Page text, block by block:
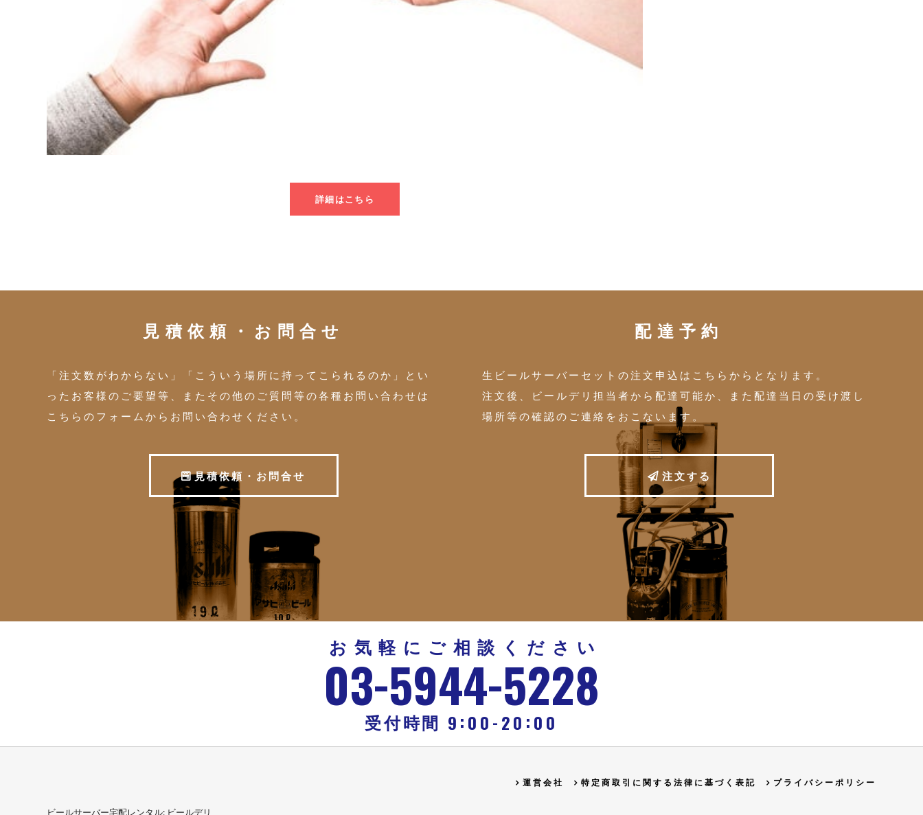
詳細はこちら
見積依頼・お問合せ
「注文数がわからない」「こういう場所に持ってこられるのか」とい
ったお客様のご要望等、またその他のご質問等の各種お問い合わせは
こちらのフォームからお問い合わせください。
見積依頼 ・ お 問合せ
配達予約
生ビールサーバーセットの注文申込はこちらからとなります。
注文後、ビールデリ担当者から配達可能か、また配達当日の受け渡し
場所等の確認のご連絡をおこないます。
注文す る
お気軽にご相談ください
03-5944-5228
受付時間 9:00-20 :00
運営会社 特定商取引に関する法律に基づく表記 プライバシーポリシー
ビールサーバー宅配レンタル: ビールデリ